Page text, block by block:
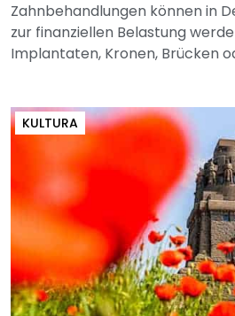
Zahnbehandlungen können in
zur finanziellen Belastung
Implantaten, Kronen, Brücken
KULTURA